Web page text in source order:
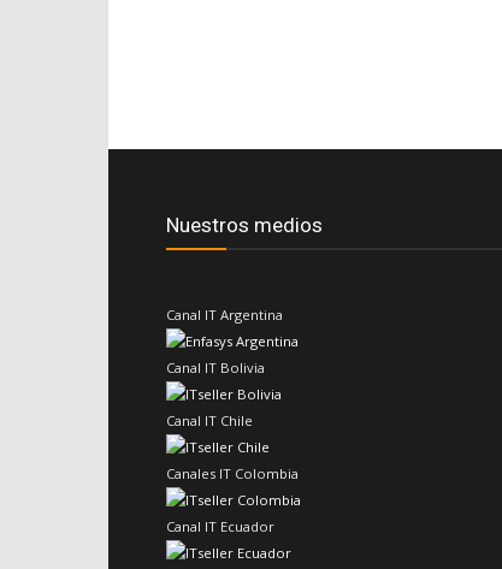
Nuestros medios
Canal IT Argentina
Canal IT Bolivia
Canal IT Chile
Canales IT Colombia
Canal IT Ecuador